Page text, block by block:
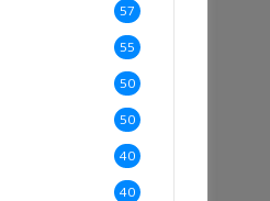
57
55
50
50
40
40